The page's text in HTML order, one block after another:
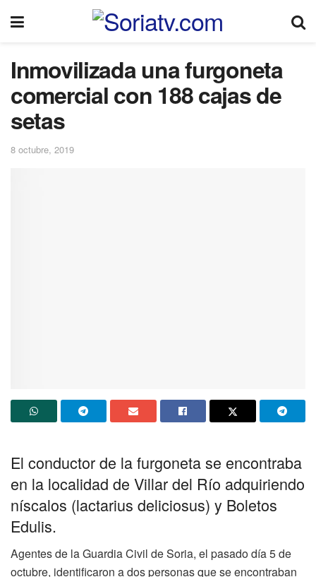
Inmovilizada una furgoneta
comercial con 188 cajas de
setas
8 octubre, 2019
El conductor de la furgoneta se encontraba
en la localidad de Villar del Río adquiriendo
níscalos (lactarius deliciosus) y Boletos
Edulis.
Agentes de la Guardia Civil de Soria, el pasado día 5 de
octubre, identificaron a dos personas que se encontraban